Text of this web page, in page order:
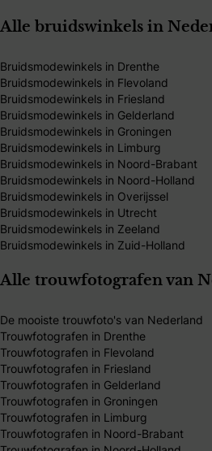
Alle bruidswinkels in
Bruidsmodewinkels in Drenthe
Bruidsmodewinkels in Flevoland
Bruidsmodewinkels in Friesland
Bruidsmodewinkels in Gelderland
Bruidsmodewinkels in Groningen
Bruidsmodewinkels in Limburg
Bruidsmodewinkels in Noord-Brabant
Bruidsmodewinkels in Noord-Holland
Bruidsmodewinkels in Overijssel
Bruidsmodewinkels in Utrecht
Bruidsmodewinkels in Zeeland
Bruidsmodewinkels in Zuid-Holland
Alle trouwfotografen van
De mooiste trouwfoto's van Nederland
Trouwfotografen in Drenthe
Trouwfotografen in Flevoland
Trouwfotografen in Friesland
Trouwfotografen in Gelderland
Trouwfotografen in Groningen
Trouwfotografen in Limburg
Trouwfotografen in Noord-Brabant